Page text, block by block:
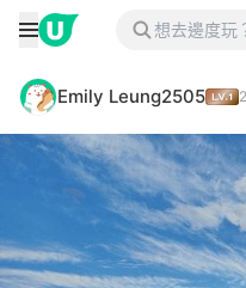
Emily Leung2505